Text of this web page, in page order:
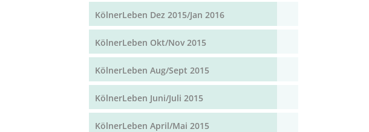
KölnerLeben Dez 2015/Jan 2016
KölnerLeben Okt/Nov 2015
KölnerLeben Aug/Sept 2015
KölnerLeben Juni/Juli 2015
KölnerLeben April/Mai 2015